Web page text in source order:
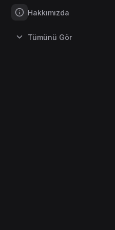
Hakkımızda
Tümünü Gör